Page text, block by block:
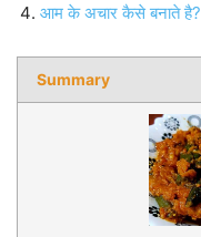
आम के अचार कैसे बनाते है?
Summary